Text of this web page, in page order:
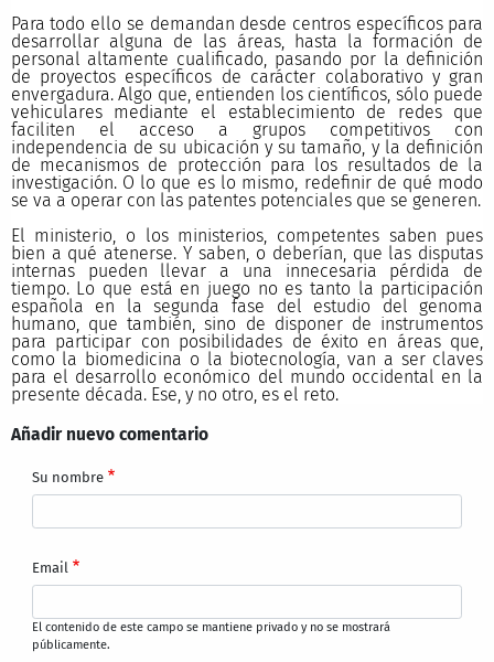
Para todo ello se demandan desde centros específicos para
desarrollar alguna de las áreas, hasta la formación de
personal altamente cualificado, pasando por la definición
de proyectos específicos de carácter colaborativo y gran
envergadura. Algo que, entienden los científicos, sólo puede
vehiculares mediante el establecimiento de redes que
faciliten el acceso a grupos competitivos con
independencia de su ubicación y su tamaño, y la definición
de mecanismos de protección para los resultados de la
investigación. O lo que es lo mismo, redefinir de qué modo
se va a operar con las patentes potenciales que se generen.
El ministerio, o los ministerios, competentes saben pues
bien a qué atenerse. Y saben, o deberían, que las disputas
internas pueden llevar a una innecesaria pérdida de
tiempo. Lo que está en juego no es tanto la participación
española en la segunda fase del estudio del genoma
humano, que también, sino de disponer de instrumentos
para participar con posibilidades de éxito en áreas que,
como la biomedicina o la biotecnología, van a ser claves
para el desarrollo económico del mundo occidental en la
presente década. Ese, y no otro, es el reto.
Añadir nuevo comentario
Su nombre
Email
El contenido de este campo se mantiene privado y no se mostrará
públicamente.